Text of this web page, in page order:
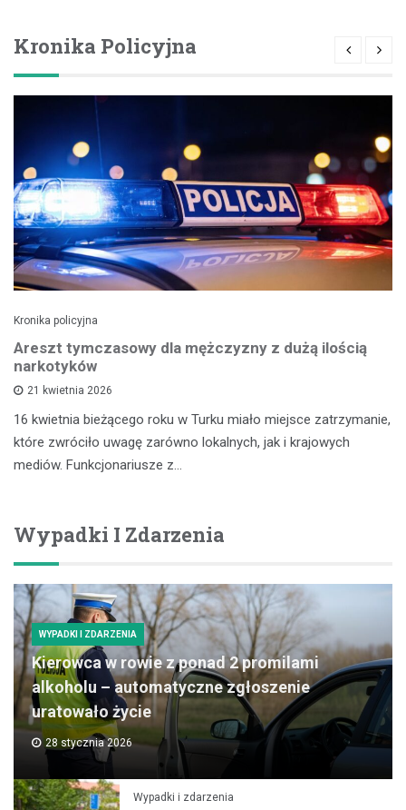
Kronika Policyjna
Kronika policyjna
Areszt tymczasowy dla mężczyzny z dużą ilością
narkotyków
21 kwietnia 2026
16 kwietnia bieżącego roku w Turku miało miejsce zatrzymanie,
które zwróciło uwagę zarówno lokalnych, jak i krajowych
mediów. Funkcjonariusze z…
Wypadki I Zdarzenia
WYPADKI I ZDARZENIA
Kierowca w rowie z ponad 2 promilami
alkoholu – automatyczne zgłoszenie
uratowało życie
28 stycznia 2026
Wypadki i zdarzenia